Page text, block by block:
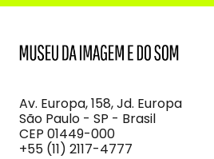
Imagem
e
do
Som
Av. Europa, 158, Jd. Europa
São Paulo - SP - Brasil
CEP 01449-000
+55 (11) 2117-4777